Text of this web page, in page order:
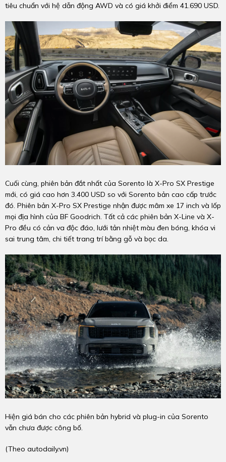
tiêu chuẩn với hệ dẫn động AWD và có giá khởi điểm 41.690 USD.
Cuối cùng, phiên bản đắt nhất của Sorento là X-Pro SX Prestige
mới, có giá cao hơn 3.400 USD so với Sorento bản cao cấp trước
đó. Phiên bản X-Pro SX Prestige nhận được mâm xe 17 inch và lốp
mọi địa hình của BF Goodrich. Tất cả các phiên bản X-Line và X-
Pro đều có cản va độc đáo, lưới tản nhiệt màu đen bóng, khóa vi
sai trung tâm, chi tiết trang trí bằng gỗ và bọc da.
Hiện giá bán cho các phiên bản hybrid và plug-in của Sorento
vẫn chưa được công bố.
(Theo autodaily.vn)